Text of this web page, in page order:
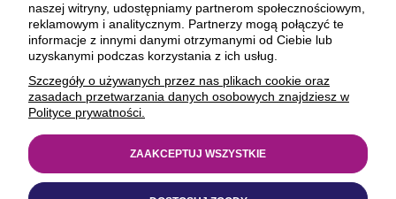
BEZPIECZNE PŁATNOŚCI ORAZ DOSTAWA
naszej witryny, udostępniamy partnerom społecznościowym,
reklamowym i analitycznym. Partnerzy mogą połączyć te
informacje z innymi danymi otrzymanymi od Ciebie lub
uzyskanymi podczas korzystania z ich usług.
Szczegóły o używanych przez nas plikach cookie oraz
zasadach przetwarzania danych osobowych znajdziesz w
Polityce prywatności.
ZAAKCEPTUJ WSZYSTKIE